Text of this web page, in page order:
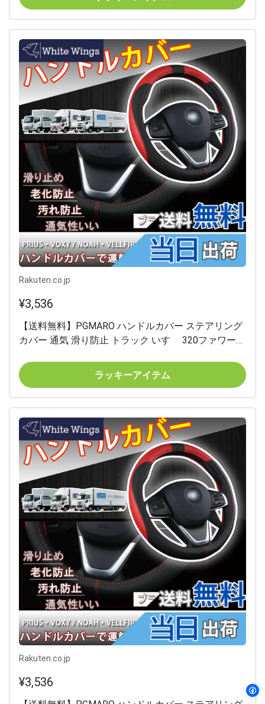
Rakuten.co.jp
¥3,536
【送料無料】PGMARO ハンドルカバー ステアリング
カバー 通気 滑り防止 トラック いすゞ 320ファワード
レート 日野 プロフィア・テラヴィ UD ビッグサム な
ど対応 (ブラック+レッド, 50cm)
ラッキーアイテム
Rakuten.co.jp
¥3,536